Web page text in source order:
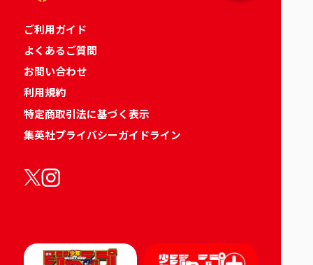
ご利用ガイド
よくあるご質問
お問い合わせ
利用規約
特定商取引法に基づく表示
集英社プライバシーガイドライン